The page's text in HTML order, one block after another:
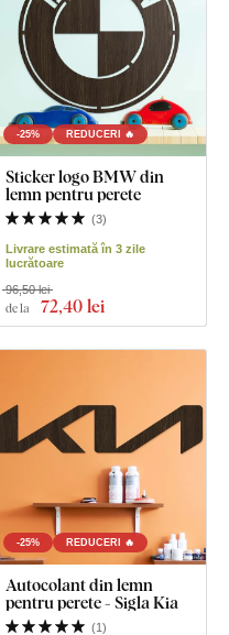
-25% REDUCERI 🔥
Sticker logo BMW din
lemn pentru perete
(3)
Livrare estimată în 3 zile
lucrătoare
de la 72,40 lei
96,50 lei
-25% REDUCERI 🔥
Autocolant din lemn
pentru perete - Sigla Kia
(1)